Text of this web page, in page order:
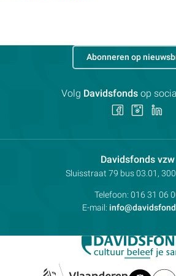
Davidsfonds vzw
Adres:
Sluisstraat 79 bus 03.01,
Telefoon: 016 31 06
E-mail:
Abonneren op
Volg Davidsfondsop
Volg Volg